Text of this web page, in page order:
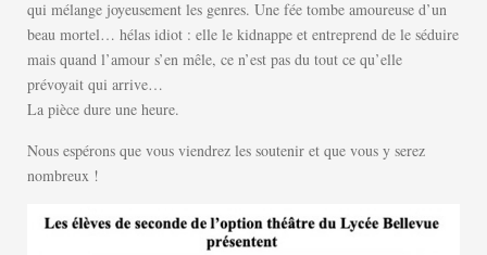
qui mélange joyeusement les genres. Une fée tombe amoureuse d’un
beau mortel… hélas idiot : elle le kidnappe et entreprend de le séduire
mais quand l’amour s’en mêle, ce n’est pas du tout ce qu’elle
prévoyait qui arrive…
La pièce dure une heure.
Nous espérons que vous viendrez les soutenir et que vous y serez
nombreux !